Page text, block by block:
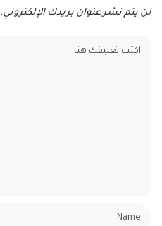
لن يتم نشر عنوان بريدك الإلكتروني.